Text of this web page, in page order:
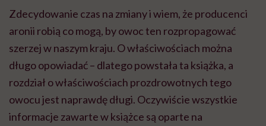
Zdecydowanie czas na zmiany i wiem, że producenci
aronii robią co mogą, by owoc ten rozpropagować
szerzej w naszym kraju. O właściwościach można
długo opowiadać – dlatego powstała ta książka, a
rozdział o właściwościach prozdrowotnych tego
owocu jest naprawdę długi. Oczywiście wszystkie
informacje zawarte w książce są oparte na